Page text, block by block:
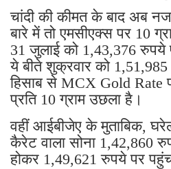
चांदी की कीमत के बाद अब
बारे में तो एमसीएक्स पर 10
31 जुलाई को 1,43,376
ये बीते शुक्रवार को
हिसाब से MCX Gold Rate
प्रति 10 ग्राम उछला है।
वहीं आईबीजेए के मुताबिक,
कैरेट वाला सोना 1,42,860
होकर 1,49,621 रुपये पर